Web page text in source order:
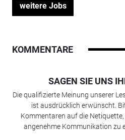
weitere Jobs
KOMMENTARE
SAGEN SIE UNS
Die qualifizierte Meinung unserer
ist ausdrücklich erwünscht.
Kommentaren auf die
angenehme Kommunikation zu